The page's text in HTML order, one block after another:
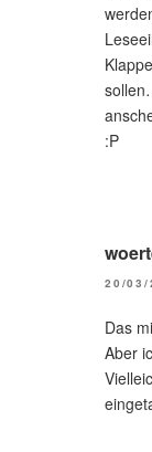
:P
20/03/
Das
Aber